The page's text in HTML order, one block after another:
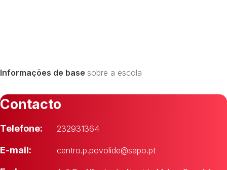
Informações de base sobre a escola
Contacto
Telefone: 232931364
E-mail: centro.p.povolide@sapo.pt